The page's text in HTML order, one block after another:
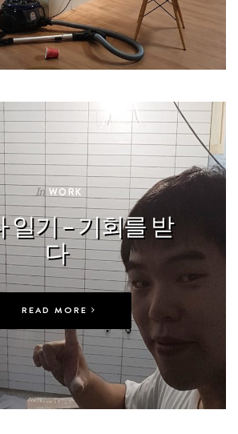
In WORK
일기 – 기회를 받
다
READ MORE